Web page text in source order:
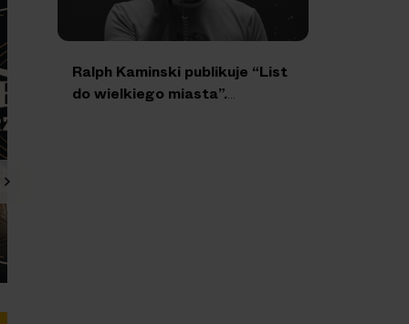
Ralph Kaminski publikuje “List
do wielkiego miasta”.